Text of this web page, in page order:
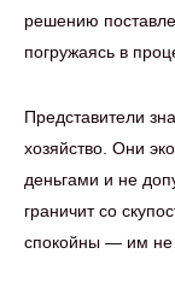
решению
погружаясь в
Представители
хозяйство. Они
деньгами и не
граничит со
спокойны — им не